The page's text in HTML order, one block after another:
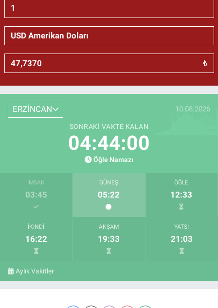
₺
ERZİNCAN 10.08.2026
SONRAKI VAKTE KALAN
04:44:00
Öğle Namazı
İMSAK
03:45
GÜNEŞ
05:22
ÖĞLE
12:33
İKINDI
16:22
AKŞAM
19:33
YATSI
21:03
Aylık Vakitler